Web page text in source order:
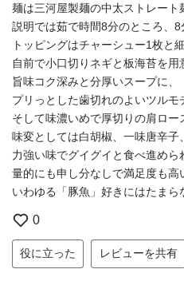
麺は三河屋製麺の中太ストレート
説明では茹で時間8分のところ、8
トッピングはチャーシュー1枚と
自前で小口切りネギと板海苔を用
旨味コク深みと分厚いスープに、
プリっとした歯切れのよいツルモ
そして味濃いめで厚切りの肩ロー
味変としては白胡椒、一味唐辛子
力強い味でグイグイと食べ進めら
量的にも申し分なしで満足度も高
いわゆる「豚魚」好きにはたまら
0
役に立った レビューを共有